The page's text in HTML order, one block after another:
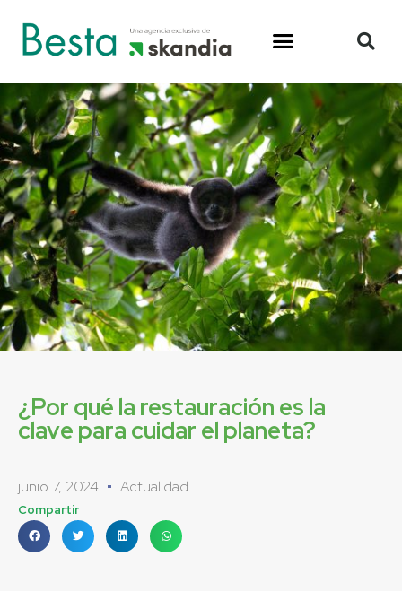
¿Por qué la restauración es la
clave para cuidar el planeta?
junio 7, 2024 Actualidad
Compartir